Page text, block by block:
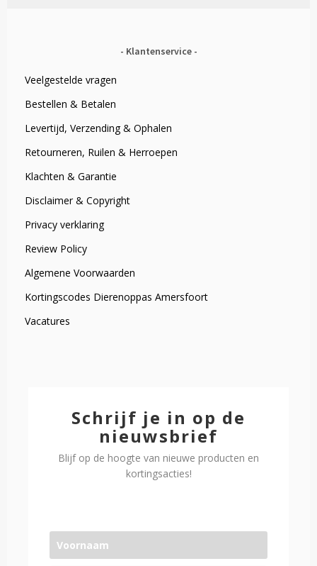
Klantenservice
Veelgestelde vragen
Bestellen & Betalen
Levertijd, Verzending & Ophalen
Retourneren, Ruilen & Herroepen
Klachten & Garantie
Disclaimer & Copyright
Privacy verklaring
Review Policy
Algemene Voorwaarden
Kortingscodes Dierenoppas Amersfoort
Vacatures
Schrijf je in op de
nieuwsbrief
Blijf op de hoogte van nieuwe producten en
kortingsacties!